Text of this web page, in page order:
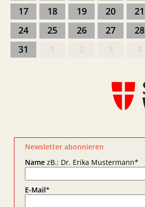
17
18 19 20 21
24
25 26 27 28
31
Newsletter abonnieren
NamezB.: Dr. Erika Mustermann*
E-Mail*